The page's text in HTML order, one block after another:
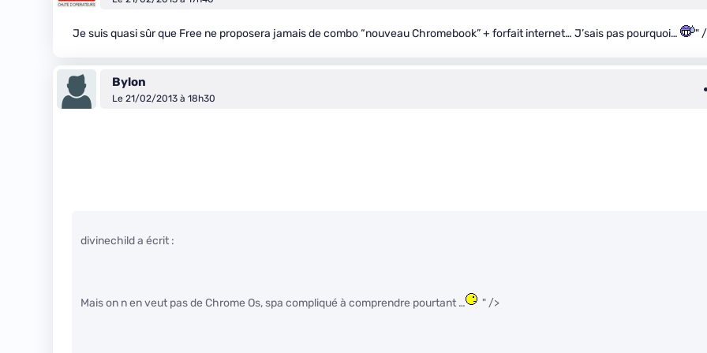
Je suis quasi sûr que Free ne proposera jamais de combo “nouveau Chromebook” + forfait internet… J’sais pas pourquoi… "
Bylon
Le 21/02/2013 à 18h30
divinechild a écrit :
Mais on n en veut pas de Chrome Os, spa compliqué à comprendre pourtant … " />